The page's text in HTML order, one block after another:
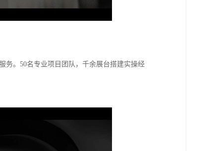
务。50名专业项目团队，千余展台搭建实操经